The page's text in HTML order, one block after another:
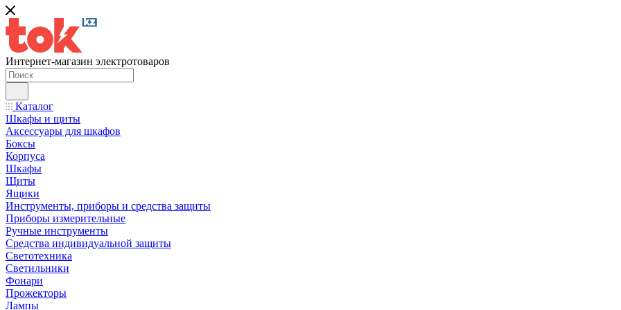
Интернет-магазин электротоваров
Каталог
Шкафы и щиты
Аксессуары для шкафов
Боксы
Корпуса
Шкафы
Щиты
Ящики
Инструменты, приборы и средства защиты
Приборы измерительные
Ручные инструменты
Средства индивидуальной защиты
Светотехника
Светильники
Фонари
Прожекторы
Лампы